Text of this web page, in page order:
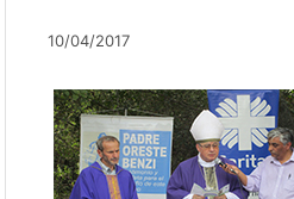
10/04/2017